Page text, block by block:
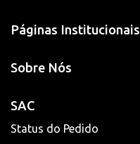
Páginas Institucionais
Sobre Nós
SAC
Status do Pedido